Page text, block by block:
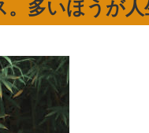
多いほうが